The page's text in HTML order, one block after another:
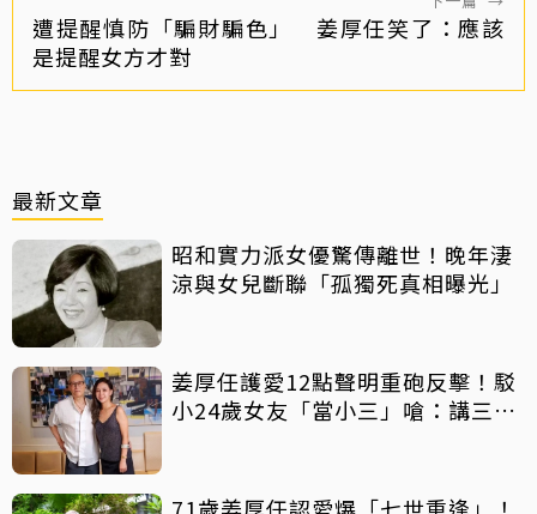
遭提醒慎防「騙財騙色」 姜厚任笑了：應該
是提醒女方才對
最新文章
昭和實力派女優驚傳離世！晚年淒
涼與女兒斷聯「孤獨死真相曝光」
姜厚任護愛12點聲明重砲反擊！駁
小24歲女友「當小三」嗆：講三